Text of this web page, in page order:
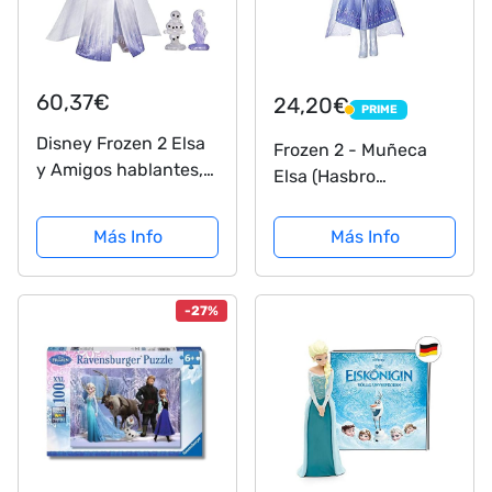
60,37€
Disney Frozen 2 Elsa
y Amigos hablantes,
de 20 Sonidos y
Frases, Accesorios de
muñeca de Moda,
Juguete para niños
adelante,...
Más Info
24,20€ PRIME
PRIME
Frozen 2 - Muñeca
Elsa (Hasbro
color/modelo surtido
Más Info
-27%